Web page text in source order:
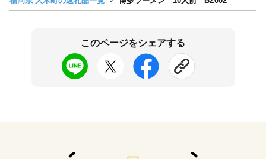
このページをシェアする